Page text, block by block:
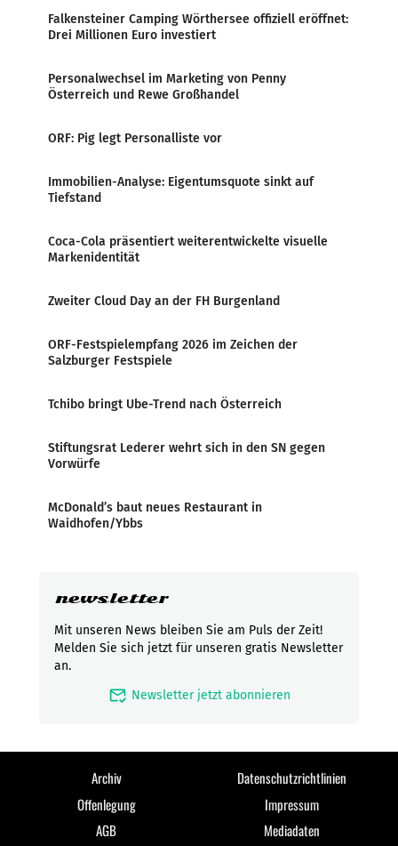
Falkensteiner Camping Wörthersee offiziell eröffnet:
Drei Millionen Euro investiert
Personalwechsel im Marketing von Penny
Österreich und Rewe Großhandel
ORF: Pig legt Personalliste vor
Immobilien-Analyse: Eigentumsquote sinkt auf
Tiefstand
Coca-Cola präsentiert weiterentwickelte visuelle
Markenidentität
Zweiter Cloud Day an der FH Burgenland
ORF-Festspielempfang 2026 im Zeichen der
Salzburger Festspiele
Tchibo bringt Ube-Trend nach Österreich
Stiftungsrat Lederer wehrt sich in den SN gegen
Vorwürfe
McDonald’s baut neues Restaurant in
Waidhofen/Ybbs
newsletter
Mit unseren News bleiben Sie am Puls der Zeit!
Melden Sie sich jetzt für unseren gratis Newsletter
an.
mark_email_read Newsletter jetzt abonnieren
Archiv
Datenschutzrichtlinien
Offenlegung
Impressum
AGB
Mediadaten